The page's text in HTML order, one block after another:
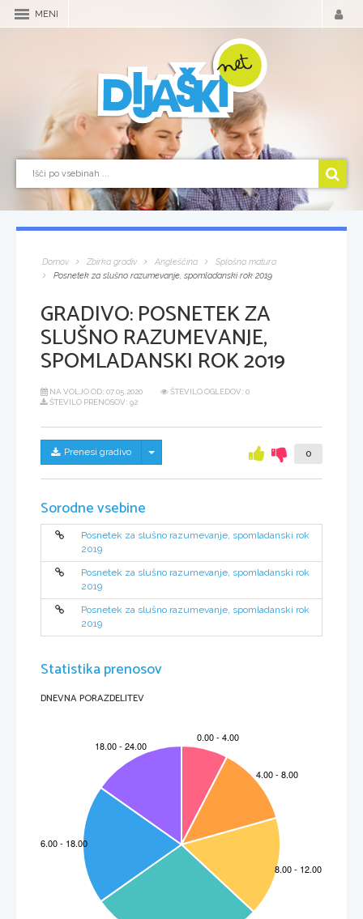
MENI
Domov Zbirka gradiv Angleščina
Splošna matura
Posnetek za slušno razumevanje, spomladanski rok 2019
GRADIVO:POSNETEK ZA
SLUŠNO RAZUMEVANJE,
SPOMLADANSKI ROK 2019
NA VOLJO OD: 07.05.2020
ŠTEVILO OGLEDOV: 0
ŠTEVILO PRENOSOV: 92
Prenesi gradivo Skrij/prikaži meni 0
Sorodne vsebine
Posnetek za slušno razumevanje, spomladanski rok
2019
Posnetek za slušno razumevanje, spomladanski rok
2019
Posnetek za slušno razumevanje, spomladanski rok
2019
Statistika prenosov
DNEVNA PORAZDELITEV